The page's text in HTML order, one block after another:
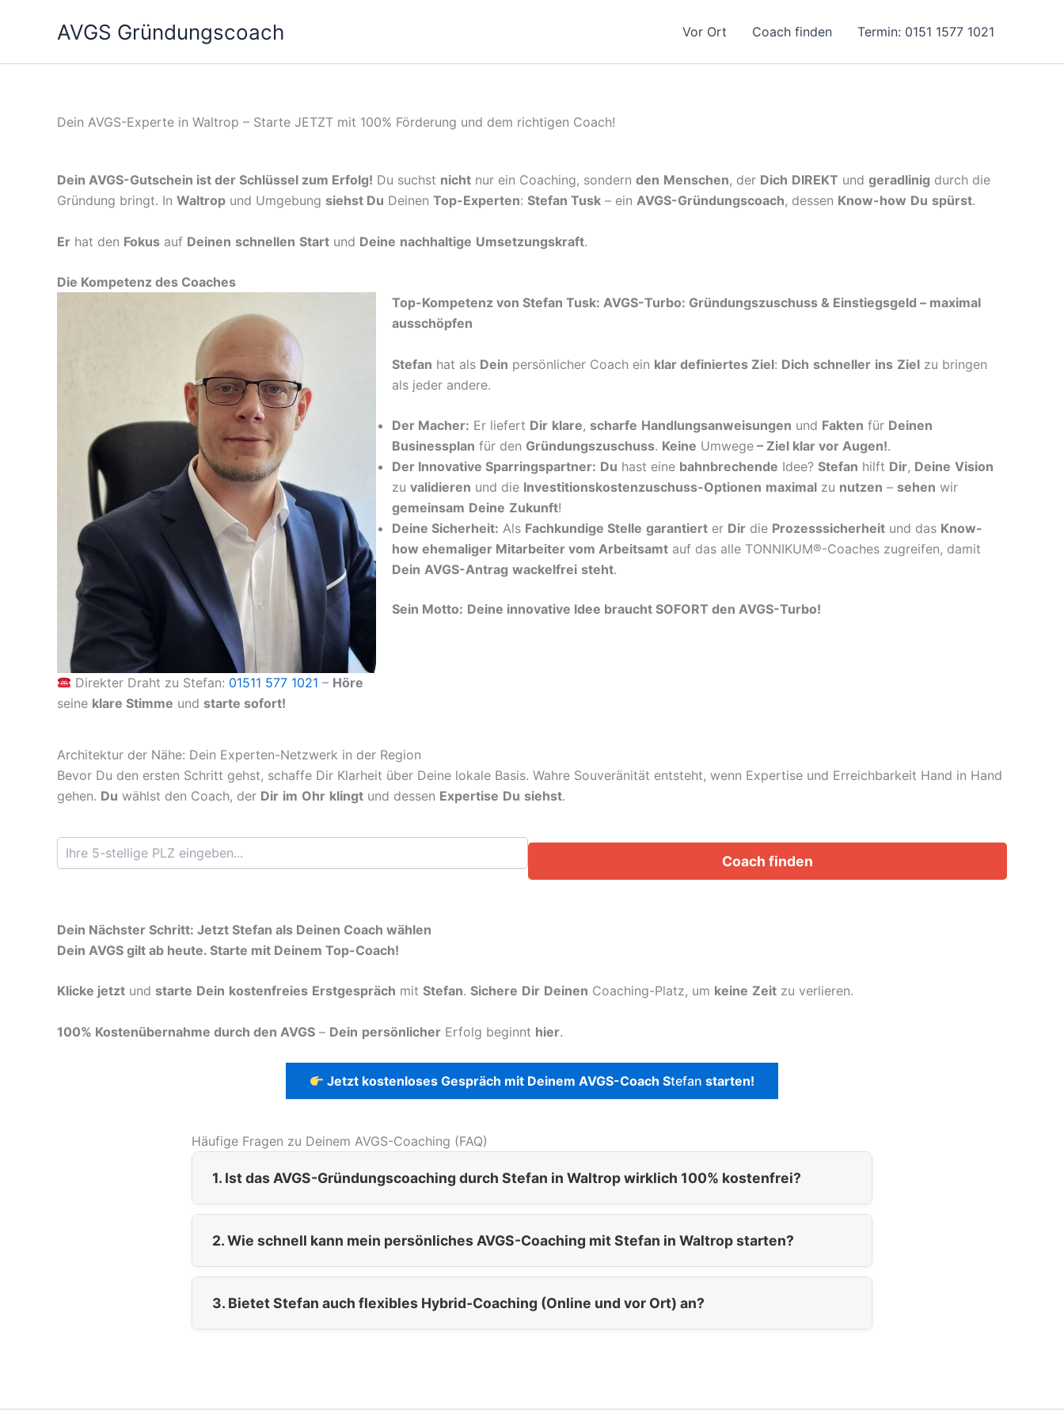
AVGS Gründungscoach Vor Ort Coach finden Termin: 0151 1577 1021
Dein AVGS-Experte in Waltrop – Starte JETZT mit 100% Förderung und dem richtigen Coach!
Dein AVGS-Gutschein ist der Schlüssel zum Erfolg! Du suchst nicht nur ein Coaching, sondern den Menschen, der Dich DIREKT und geradlinig durch die
Gründung bringt. In Waltrop und Umgebung siehst Du Deinen Top-Experten: Stefan Tusk – ein AVGS-Gründungscoach, dessen Know-how Du spürst.
Er hat den Fokus auf Deinen schnellen Start und Deine nachhaltige Umsetzungskraft.
Die Kompetenz des Coaches
Direkter Draht zu Stefan: 01511 577 1021– Höre
seine klare Stimme und starte sofort!
Top-Kompetenz von Stefan Tusk: AVGS-Turbo: Gründungszuschuss & Einstiegsgeld – maximal
ausschöpfen
Stefan hat als Dein persönlicher Coach ein klar definiertes Ziel: Dich schneller ins Ziel zu bringen
als jeder andere.
Der Macher: Er liefert Dir klare, scharfe Handlungsanweisungen und Fakten für Deinen
Businessplan für den Gründungszuschuss. Keine Umwege – Ziel klar vor Augen!.
Der Innovative Sparringspartner: Du hast eine bahnbrechende Idee? Stefan hilft Dir, Deine Vision
zu validieren und die Investitionskostenzuschuss-Optionen maximal zu nutzen – sehen wir
gemeinsam Deine Zukunft!
Deine Sicherheit: Als Fachkundige Stelle garantiert er Dir die Prozesssicherheit und das Know-
how ehemaliger Mitarbeiter vom Arbeitsamt auf das alle TONNIKUM®-Coaches zugreifen, damit
Dein AVGS-Antrag wackelfrei steht.
Sein Motto: Deine innovative Idee braucht SOFORT den AVGS-Turbo!
Architektur der Nähe: Dein Experten-Netzwerk in der Region
Bevor Du den ersten Schritt gehst, schaffe Dir Klarheit über Deine lokale Basis. Wahre Souveränität entsteht, wenn Expertise und Erreichbarkeit Hand in Hand
gehen. Du wählst den Coach, der Dir im Ohr klingt und dessen Expertise Du siehst.
Coach finden
Dein Nächster Schritt: Jetzt Stefan als Deinen Coach wählen
Dein AVGS gilt ab heute. Starte mit Deinem Top-Coach!
Klicke jetzt und starte Dein kostenfreies Erstgespräch mit Stefan. Sichere Dir Deinen Coaching-Platz, um keine Zeit zu verlieren.
100% Kostenübernahme durch den AVGS – Dein persönlicher Erfolg beginnt hier.
Jetzt kostenloses Gespräch mit Deinem AVGS-Coach Stefanstarten!
Häufige Fragen zu Deinem AVGS-Coaching (FAQ)
1. Ist das AVGS-Gründungscoaching durch Stefan in Waltrop wirklich 100% kostenfrei?
2. Wie schnell kann mein persönliches AVGS-Coaching mit Stefan in Waltrop starten?
3. Bietet Stefan auch flexibles Hybrid-Coaching (Online und vor Ort) an?